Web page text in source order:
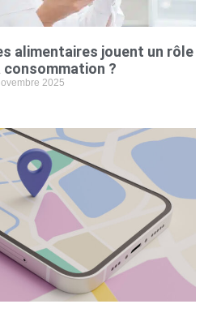
alimentaires jouent un rôle
consommation ?
2025